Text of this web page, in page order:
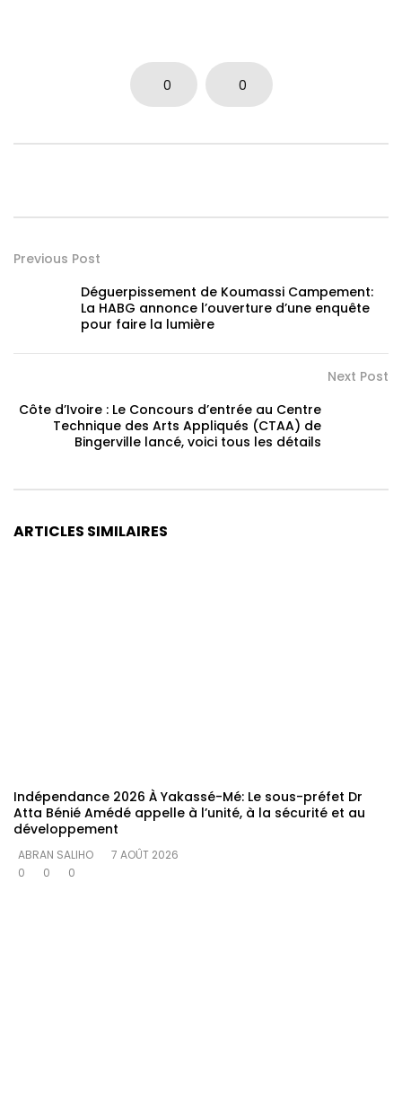
0 0
Previous Post
Déguerpissement de Koumassi Campement:
La HABG annonce l’ouverture d’une enquête
pour faire la lumière
Next Post
Côte d’Ivoire : Le Concours d’entrée au Centre
Technique des Arts Appliqués (CTAA) de
Bingerville lancé, voici tous les détails
ARTICLES SIMILAIRES
Indépendance 2026 À Yakassé-Mé: Le sous-préfet Dr
Atta Bénié Amédé appelle à l’unité, à la sécurité et au
développement
ABRAN SALIHO
7 AOÛT 2026
0
0 0